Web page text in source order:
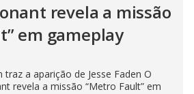
revela a missão
em gameplay
a aparição de Jesse Faden O
revela a missão “Metro Fault” em